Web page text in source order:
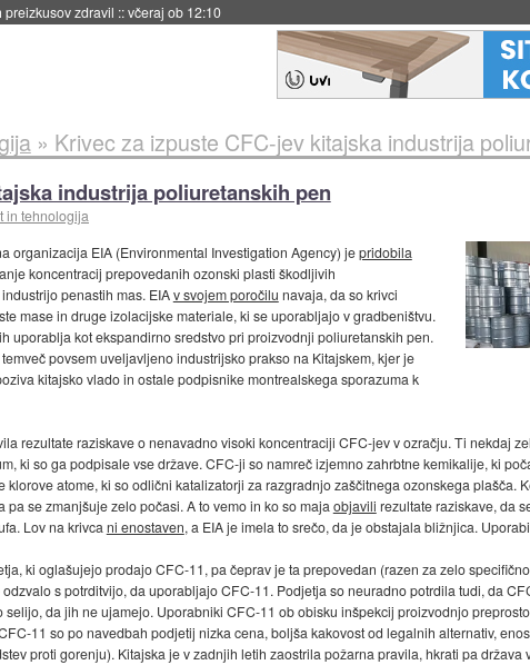
za naslednji dve leti::včeraj ob 11:37
» Krivec za izpuste CFC-jev kitajska industrija
industrija poliuretanskih pen
in tehnologija
organizacija EIA (Environmental Investigation Agency) jepridobila
koncentracij prepovedanih ozonski plasti škodljivih
penastih mas. EIAv svojem poročilu navaja, da so krivci
mase in druge izolacijske materiale, ki se uporabljajo v gradbeništvu.
uporablja kot ekspandirno sredstvo pri proizvodnji poliuretanskih pen.
povsem uveljavljeno industrijsko prakso na Kitajskem, kjer je
kitajsko vlado in ostale podpisnike montrealskega sporazuma k
rezultate raziskave o nenavadno visoki koncentraciji CFC-jev v ozračju. Ti nekdaj
ki so ga podpisale vse države. CFC-ji so namreč izjemno zahrbtne kemikalije, ki
klorove atome, ki so odlični katalizatorji za razgradnjo zaščitnega ozonskega plašča.
se zmanjšuje zelo počasi. A to vemo in ko so maja objavili rezultate raziskave, da
Lov na krivca ni enostaven, a EIA je imela to srečo, da je obstajala bližnjica.
ki oglašujejo prodajo CFC-11, pa čeprav je ta prepovedan (razen za zelo
s potrditvijo, da uporabljajo CFC-11. Podjetja so neuradno potrdila tudi, da
da jih ne ujamejo. Uporabniki CFC-11 ob obisku inšpekcij proizvodnjo
11 so po navedbah podjetij nizka cena, boljša kakovost od legalnih alternativ,
proti gorenju). Kitajska je v zadnjih letih zaostrila požarna pravila, hkrati pa